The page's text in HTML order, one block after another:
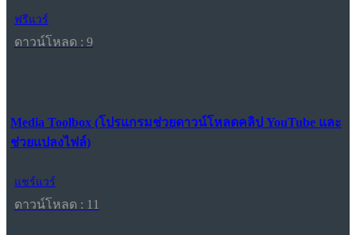
ฟรีแวร์
ดาวน์โหลด : 9
Media Toolbox (โปรแกรมช่วยดาวน์โหลดคลิป YouTube และ
ช่วยแปลงไฟล์)
แชร์แวร์
ดาวน์โหลด : 11